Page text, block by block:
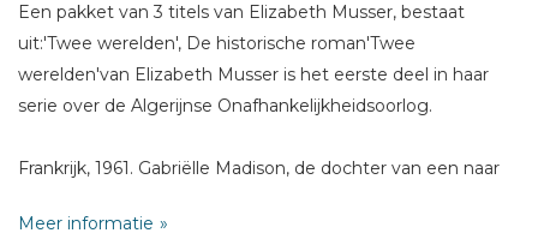
Een pakket van 3 titels van Elizabeth Musser, bestaat
uit:'Twee werelden', De historische roman'Twee
werelden'van Elizabeth Musser is het eerste deel in haar
serie over de Algerijnse Onafhankelijkheidsoorlog.
Frankrijk, 1961. Gabriëlle Madison, de dochter van een naar
volgen van een zomercursus naar Frankrijk en wordt
Meer informatie
Bericht *
* = verplicht